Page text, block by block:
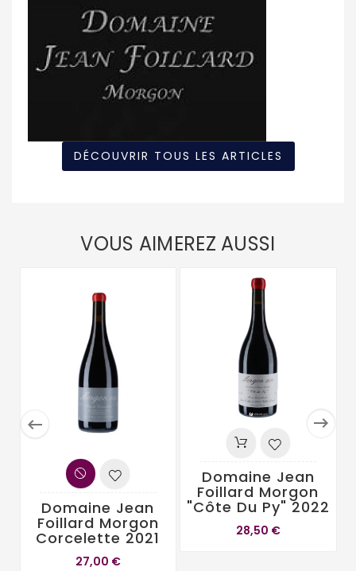
DÉCOUVRIR TOUS LES ARTICLES
VOUS AIMEREZ AUSSI
 
Domaine Jean
Foillard Morgon
Corcelette 2021
27,00 €
Domaine Jean
Foillard Morgon
"Côte Du Py" 2022
28,50 €